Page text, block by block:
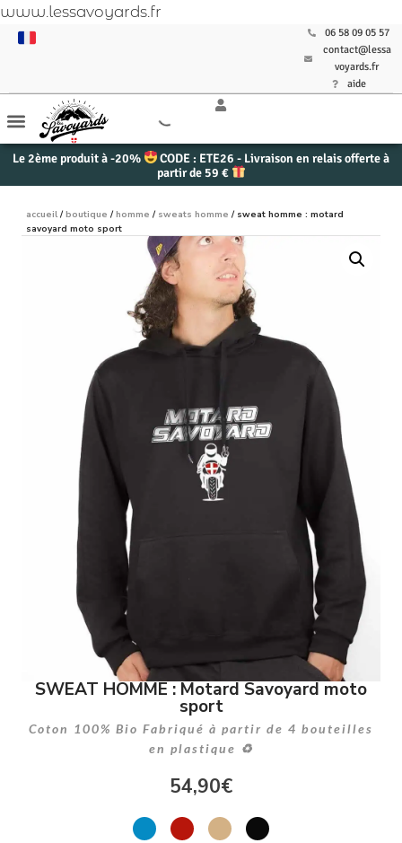
www.lessavoyards.fr
06 58 09 05 57
contact@lessa
voyards.fr
aide
Le 2ème produit à -20%
CODE : ETE26 - Livraison en relais offerte à
partir de 59 €
accueil / boutique / homme / sweats homme / sweat homme : motard
savoyard moto sport
SWEAT HOMME : Motard Savoyard moto
sport
Coton 100% Bio Fabriqué à partir de 4 bouteilles
en plastique ♻
54,90€